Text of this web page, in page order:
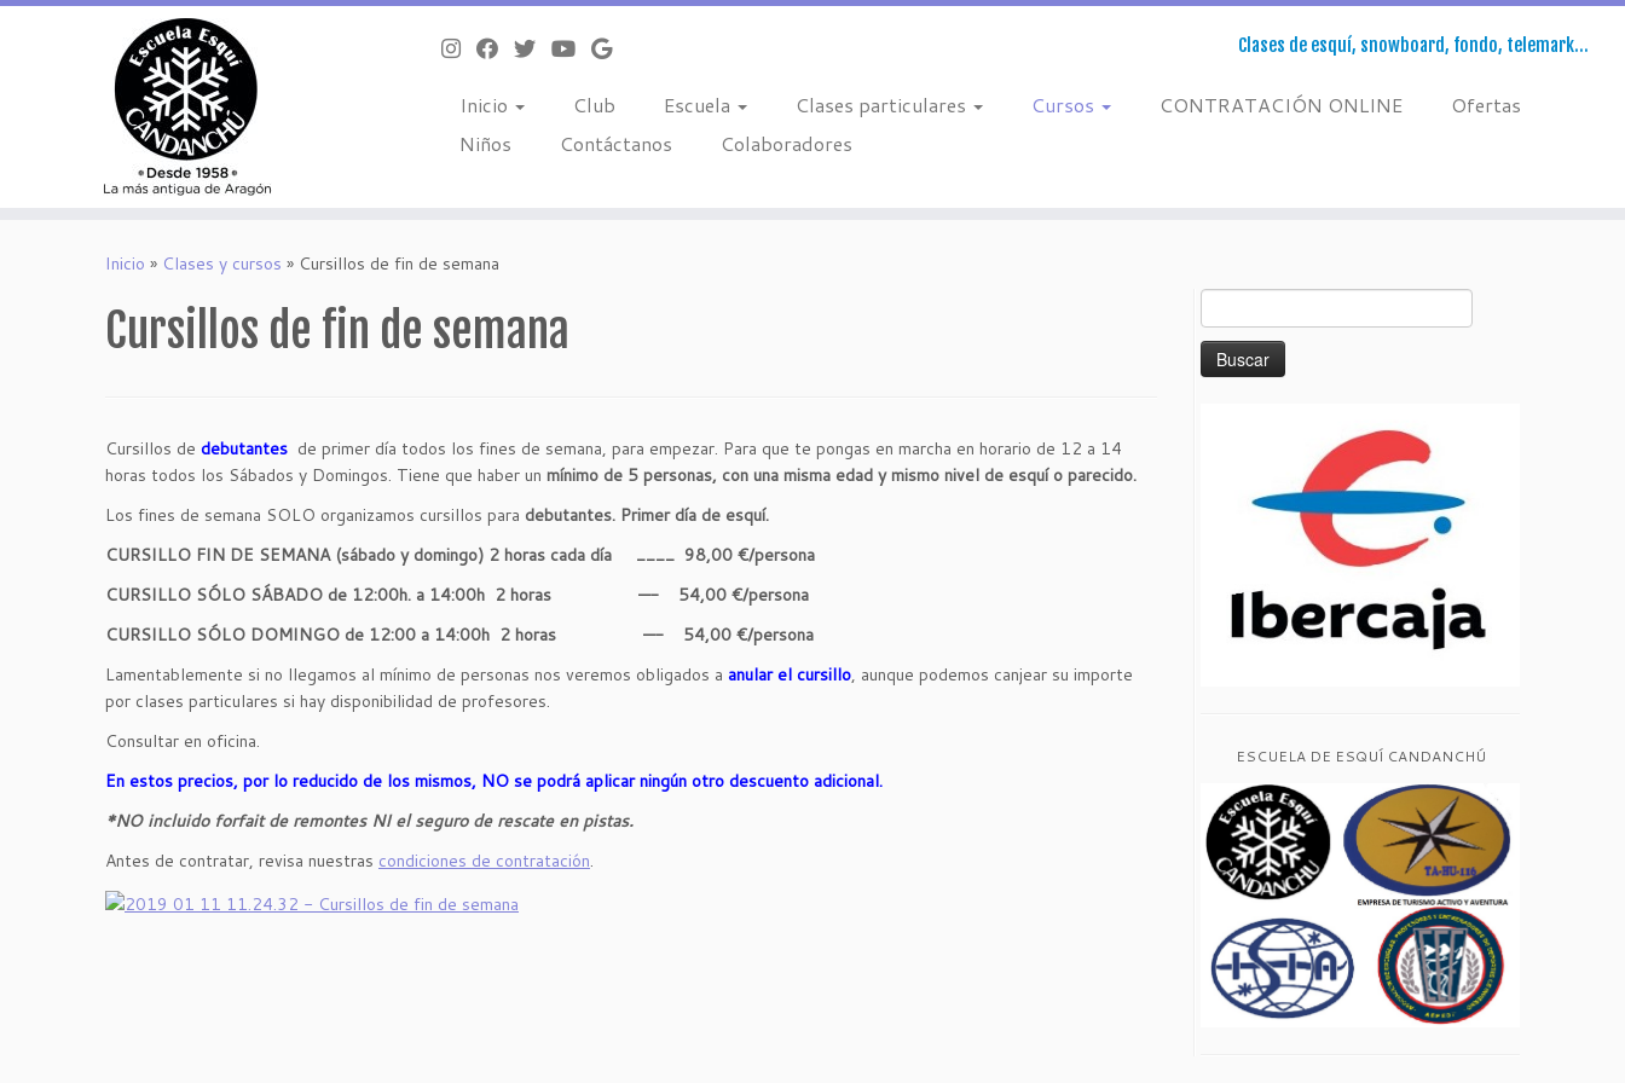
Clases de esquí, snowboard, fondo, telemark…
Inicio Club Escuela Clases particulares Cursos CONTRATACIÓN ONLINE
Ofertas
Niños
Contáctanos Colaboradores
Inicio » Clases y cursos » Cursillos de fin de semana
Cursillos de fin de semana
Cursillos de debutantes de primer día todos los fines de semana, para empezar. Para que te pongas en marcha en horario de 12 a 14
horas todos los Sábados y Domingos. Tiene que haber un mínimo de 5 personas, con una misma edad y mismo nivel de esquí o parecido.
Los fines de semana SOLO organizamos cursillos para debutantes. Primer día de esquí.
CURSILLO FIN DE SEMANA (sábado y domingo) 2 horas cada día ____ 98,00 €/persona
CURSILLO SÓLO SÁBADO de 12:00h. a 14:00h 2 horas —- 54,00 €/persona
CURSILLO SÓLO DOMINGO de 12:00 a 14:00h 2 horas —- 54,00 €/persona
Lamentablemente si no llegamos al mínimo de personas nos veremos obligados a anular el cursillo, aunque podemos canjear su importe
por clases particulares si hay disponibilidad de profesores.
Consultar en oficina.
En estos precios, por lo reducido de los mismos, NO se podrá aplicar ningún otro descuento adicional.
*NO incluido forfait de remontes NI el seguro de rescate en pistas.
Antes de contratar, revisa nuestras condiciones de contratación.
ESCUELA DE ESQUÍ CANDANCHÚ